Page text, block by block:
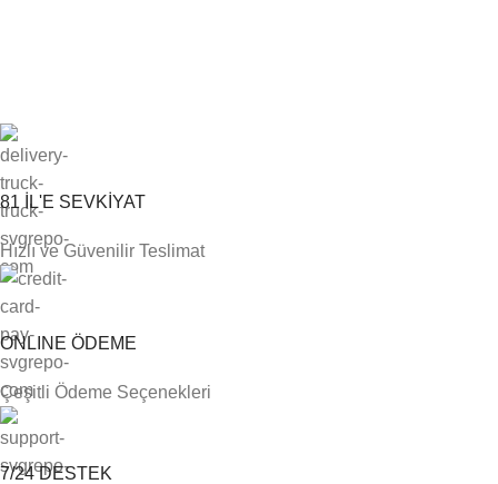
81 İL'E SEVKİYAT
Hızlı ve Güvenilir Teslimat
ONLINE ÖDEME
Çeşitli Ödeme Seçenekleri
7/24 DESTEK